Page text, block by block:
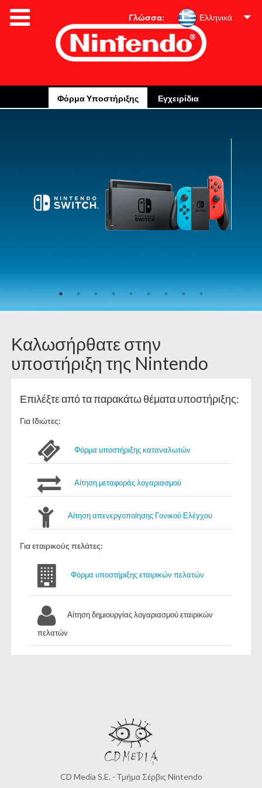
Γλώσσα: Ελληνικά
Φόρμα Υποστήριξης Εγχειρίδια
Καλωσήρθατε στην
υποστήριξη της Nintendo
Επιλέξτε από τα παρακάτω θέματα υποστήριξης:
Για Ιδιώτες:
Φόρμα υποστήριξης καταναλωτών
Αίτηση μεταφοράς λογαριασμού
Αίτηση απενεργοποίησης Γονικού Ελέγχου
Για εταιρικούς πελάτες:
Φόρμα υποστήριξης εταιρικών πελατών
Αίτηση δημιουργίας λογαριασμού εταιρικών
πελατών
CD Media S.E. - Τμήμα Σέρβις Nintendo